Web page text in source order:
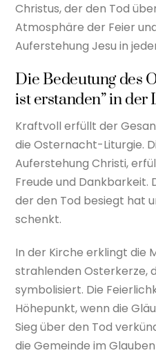
Christus, der den Tod
Atmosphäre der Feier
Auferstehung Jesu in
Die Bedeutung des
ist erstanden” in der
Kraftvoll erfüllt der
die Osternacht-Liturgie.
Auferstehung Christi,
Freude und Dankbarkeit.
der den Tod besiegt hat
schenkt.
In der Kirche erklingt die
strahlenden Osterkerze,
symbolisiert. Die
Höhepunkt, wenn die
Sieg über den Tod
die Gemeinde im